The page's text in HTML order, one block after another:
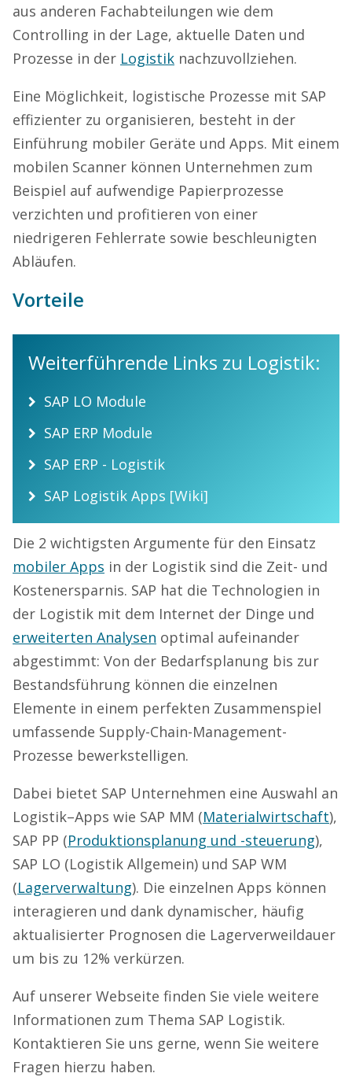
aus anderen Fachabteilungen wie dem
Controlling in der Lage, aktuelle Daten und
Prozesse in der Logistik nachzuvollziehen.
Eine Möglichkeit, logistische Prozesse mit SAP
effizienter zu organisieren, besteht in der
Einführung mobiler Geräte und Apps. Mit einem
mobilen Scanner können Unternehmen zum
Beispiel auf aufwendige Papierprozesse
verzichten und profitieren von einer
niedrigeren Fehlerrate sowie beschleunigten
Abläufen.
Vorteile
Weiterführende Links zu Logistik:
SAP LO Module
SAP ERP Module
SAP ERP - Logistik
SAP Logistik Apps [Wiki]
Die 2 wichtigsten Argumente für den Einsatz
mobiler Apps in der Logistik sind die Zeit- und
Kostenersparnis. SAP hat die Technologien in
der Logistik mit dem Internet der Dinge und
erweiterten Analysen optimal aufeinander
abgestimmt: Von der Bedarfsplanung bis zur
Bestandsführung können die einzelnen
Elemente in einem perfekten Zusammenspiel
umfassende Supply-Chain-Management-
Prozesse bewerkstelligen.
Dabei bietet SAP Unternehmen eine Auswahl an
Logistik–Apps wie SAP MM (Materialwirtschaft),
SAP PP (Produktionsplanung und -steuerung),
SAP LO (Logistik Allgemein) und SAP WM
(Lagerverwaltung). Die einzelnen Apps können
interagieren und dank dynamischer, häufig
aktualisierter Prognosen die Lagerverweildauer
um bis zu 12% verkürzen.
Auf unserer Webseite finden Sie viele weitere
Informationen zum Thema SAP Logistik.
Kontaktieren Sie uns gerne, wenn Sie weitere
Fragen hierzu haben.